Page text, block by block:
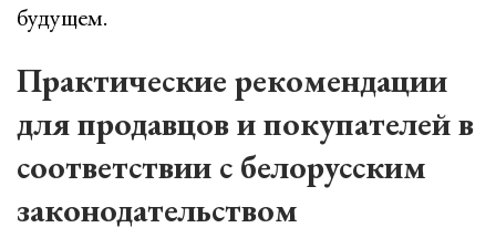
будущем.
Практические рекомендации
для продавцов и покупателей в
соответствии с белорусским
законодательством